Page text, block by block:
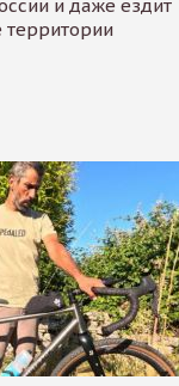
и даже ездит